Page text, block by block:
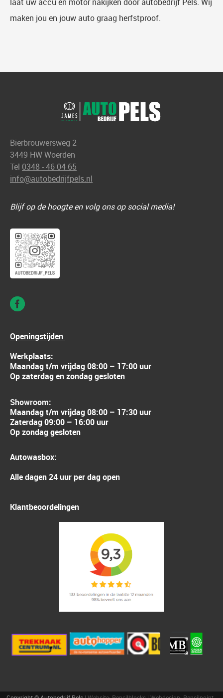
maken jou en jouw auto graag herfstproof.
Bierbrouwersweg 2
3449 HW Woerden
Tel 0348 - 46 04 65
info@autobedrijfpels.nl
Blijf op de hoogte en volg ons op social media!
Openingstijden
Werkplaats:
Maandag t/m vrijdag 08:00 – 17:00 uur
Op zaterdag en zondag gesloten
Showroom:
Maandag t/m vrijdag 08:00 – 17:30 uur
Zaterdag 09:00 – 16:00 uur
Op zondag gesloten
Autowasbox:
Alle dagen 24 uur per dag open
Klantbeoordelingen